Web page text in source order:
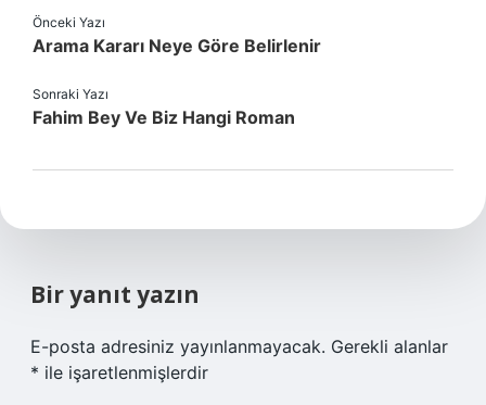
Önceki Yazı
Arama Kararı Neye Göre Belirlenir
Sonraki Yazı
Fahim Bey Ve Biz Hangi Roman
Bir yanıt yazın
E-posta adresiniz yayınlanmayacak. Gerekli alanlar
* ile işaretlenmişlerdir